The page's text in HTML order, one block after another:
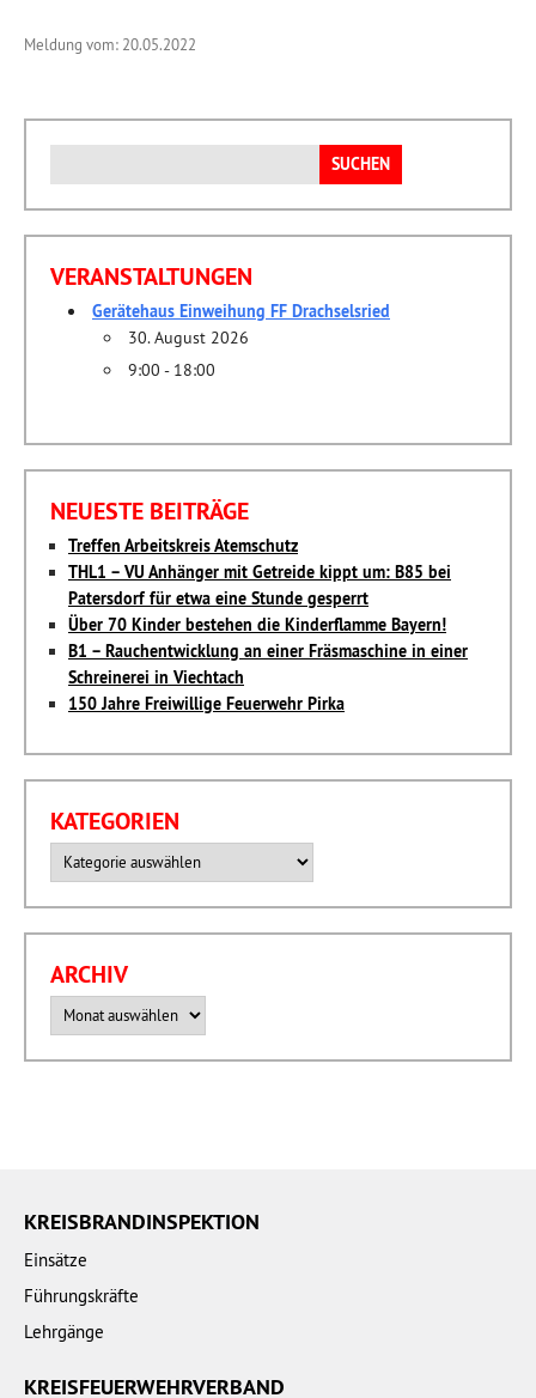
Meldung vom: 20.05.2022
nach:
VERANSTALTUNGEN
Gerätehaus Einweihung FF Drachselsried
30. August 2026
9:00 - 18:00
NEUESTE BEITRÄGE
Treffen Arbeitskreis Atemschutz
THL1 – VU Anhänger mit Getreide kippt um: B85 bei
Patersdorf für etwa eine Stunde gesperrt
Über 70 Kinder bestehen die Kinderflamme Bayern!
B1 – Rauchentwicklung an einer Fräsmaschine in einer
Schreinerei in Viechtach
150 Jahre Freiwillige Feuerwehr Pirka
KATEGORIEN
ARCHIV
KREISBRANDINSPEKTION
Einsätze
Führungskräfte
Lehrgänge
KREISFEUERWEHRVERBAND